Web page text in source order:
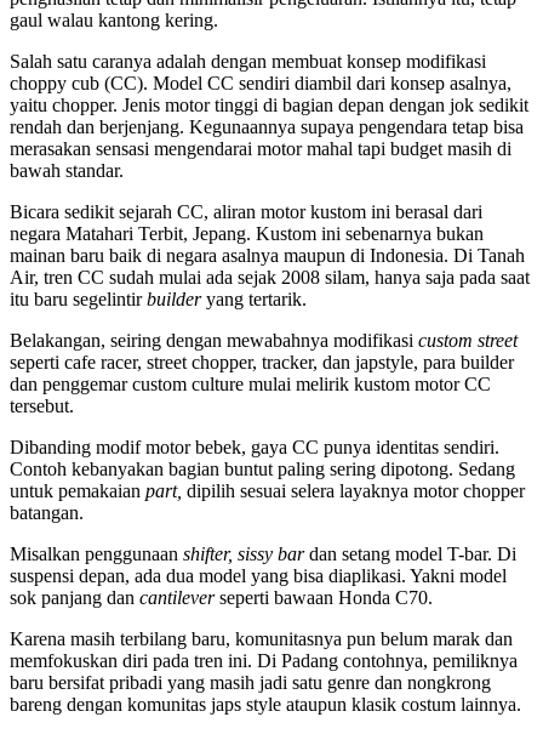
gaul walau kantong kering.
Salah satu caranya adalah dengan membuat konsep modifikasi
choppy cub (CC). Model CC sendiri diambil dari konsep asalnya,
yaitu chopper. Jenis motor tinggi di bagian depan dengan jok sedikit
rendah dan berjenjang. Kegunaannya supaya pengendara tetap bisa
merasakan sensasi mengendarai motor mahal tapi budget masih di
bawah standar.
Bicara sedikit sejarah CC, aliran motor kustom ini berasal dari
negara Matahari Terbit, Jepang. Kustom ini sebenarnya bukan
mainan baru baik di negara asalnya maupun di Indonesia. Di Tanah
Air, tren CC sudah mulai ada sejak 2008 silam, hanya saja pada saat
itu baru segelintirbuilderyang tertarik.
Belakangan, seiring dengan mewabahnya modifikasi custom street
seperti cafe racer, street chopper, tracker, dan japstyle, para builder
dan penggemar custom culture mulai melirik kustom motor CC
tersebut.
Dibanding modif motor bebek, gaya CC punya identitas sendiri.
Contoh kebanyakan bagian buntut paling sering dipotong. Sedang
untuk pemakaian part, dipilih sesuai selera layaknya motor chopper
batangan.
Misalkan penggunaan shifter, sissy bardan setang model T-bar. Di
suspensi depan, ada dua model yang bisa diaplikasi. Yakni model
sok panjang dan cantileverseperti bawaan Honda C70.
Karena masih terbilang baru, komunitasnya pun belum marak dan
memfokuskan diri pada tren ini. Di Padang contohnya, pemiliknya
baru bersifat pribadi yang masih jadi satu genre dan nongkrong
bareng dengan komunitas japs style ataupun klasik costum lainnya.